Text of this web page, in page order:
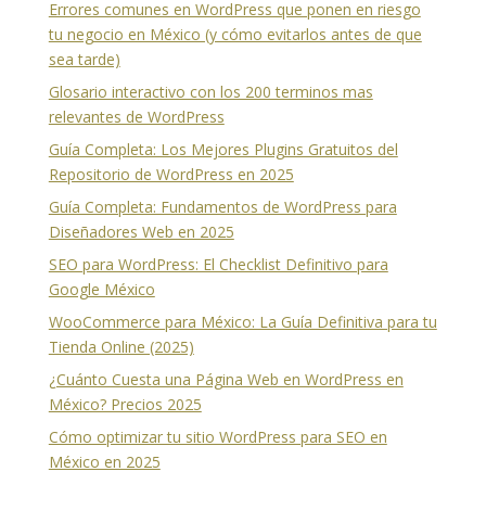
Errores comunes en WordPress que ponen en riesgo
tu negocio en México (y cómo evitarlos antes de que
sea tarde)
Glosario interactivo con los 200 terminos mas
relevantes de WordPress
Guía Completa: Los Mejores Plugins Gratuitos del
Repositorio de WordPress en 2025
Guía Completa: Fundamentos de WordPress para
Diseñadores Web en 2025
SEO para WordPress: El Checklist Definitivo para
Google México
WooCommerce para México: La Guía Definitiva para tu
Tienda Online (2025)
¿Cuánto Cuesta una Página Web en WordPress en
México? Precios 2025
Cómo optimizar tu sitio WordPress para SEO en
México en 2025